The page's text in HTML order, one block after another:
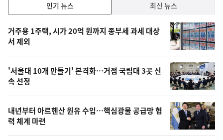
기,
최
신,
오
늘
의
영
상
인기 뉴스 최신 뉴스
기
뉴
스
거주용 1주택, 시가 20억 원까지 종부세 과세 대상
서 제외
'서울대 10개 만들기' 본격화…거점 국립대 3곳 신
속 선정
내년부터 아르헨산 원유 수입…핵심광물 공급망 협
력 체계 마련